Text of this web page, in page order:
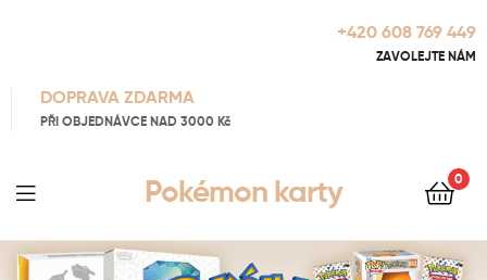
+420 608 769 449
ZAVOLEJTE NÁM
DOPRAVA ZDARMA
PŘI OBJEDNÁVCE NAD 3000 Kč
Pokémon karty 0